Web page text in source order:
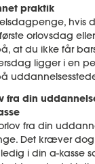
praktik
hvis
orlovsdag
at du ikke får
ligger i en
fra din
fra din
Det kræver
i din a-kasse